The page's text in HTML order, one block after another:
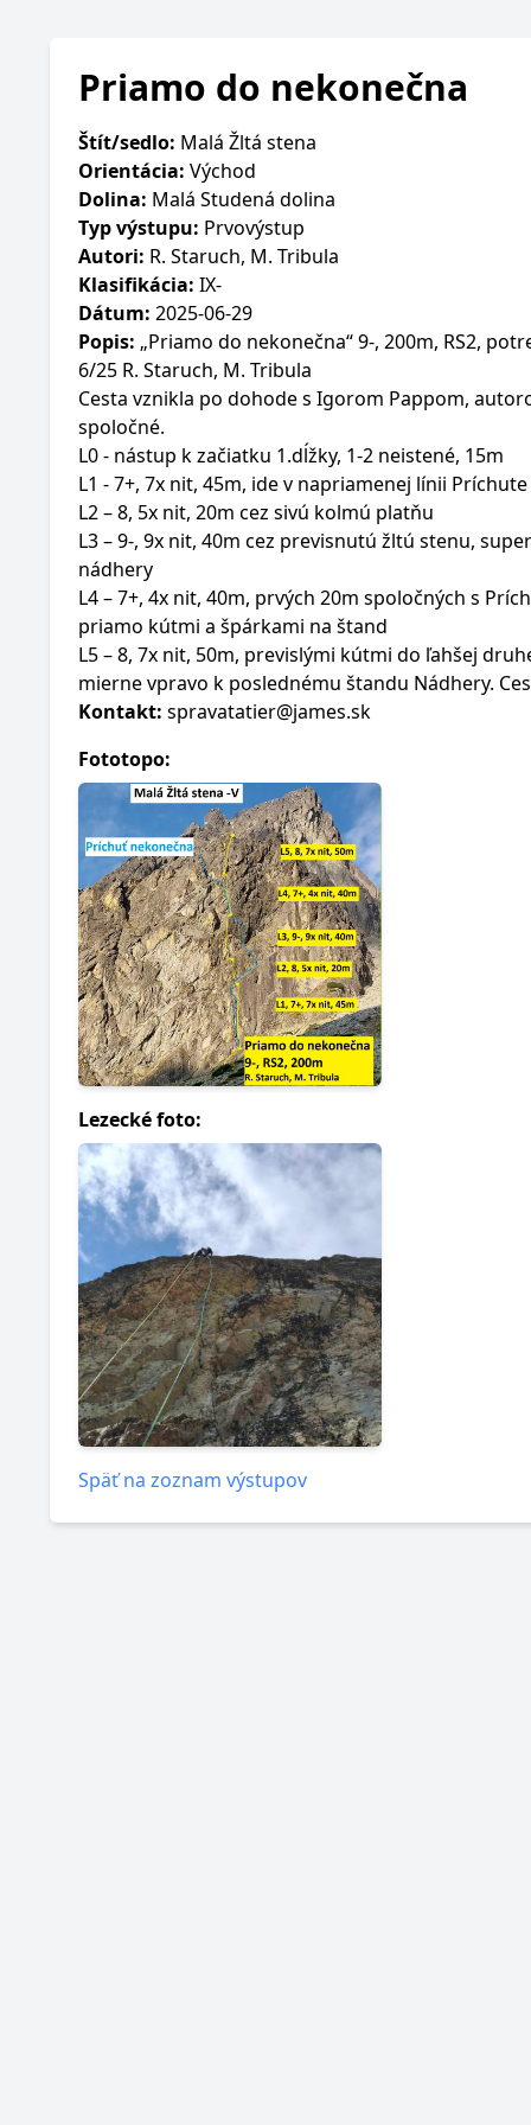
Priamo do nekonečna
Štít/sedlo: Malá Žltá stena
Orientácia: Východ
Dolina: Malá Studená dolina
Typ výstupu: Prvovýstup
Autori: R. Staruch, M. Tribula
Klasifikácia: IX-
Dátum: 2025-06-29
Popis: „Priamo do nekonečna“ 9-, 200m, RS2,
6/25 R. Staruch, M. Tribula
Cesta vznikla po dohode s Igorom Pappom,
spoločné.
L0 - nástup k začiatku 1.dĺžky, 1-2 neistené, 15m
L1 - 7+, 7x nit, 45m, ide v napriamenej línii
L2 – 8, 5x nit, 20m cez sivú kolmú platňu
L3 – 9-, 9x nit, 40m cez previsnutú žltú stenu,
nádhery
L4 – 7+, 4x nit, 40m, prvých 20m spoločných s
priamo kútmi a špárkami na štand
L5 – 8, 7x nit, 50m, previslými kútmi do ľahšej
mierne vpravo k poslednému štandu Nádhery.
Kontakt: spravatatier@james.sk
Fototopo:
Lezecké foto:
Späť na zoznam výstupov